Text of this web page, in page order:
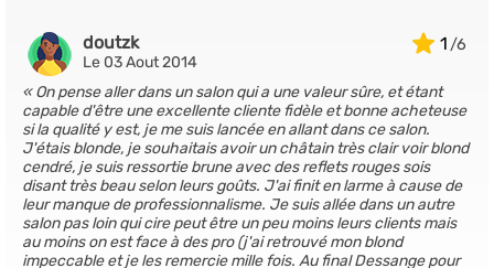
1
doutzk
Le 03 Aout 2014
On pense aller dans un salon qui a une valeur sûre, et étant
capable d'être une excellente cliente fidèle et bonne acheteuse
si la qualité y est, je me suis lancée en allant dans ce salon.
J'étais blonde, je souhaitais avoir un châtain très clair voir blond
cendré, je suis ressortie brune avec des reflets rouges sois
disant très beau selon leurs goûts. J'ai finit en larme à cause de
leur manque de professionnalisme. Je suis allée dans un autre
salon pas loin qui cire peut être un peu moins leurs clients mais
au moins on est face à des pro (j'ai retrouvé mon blond
impeccable et je les remercie mille fois. Au final Dessange pour